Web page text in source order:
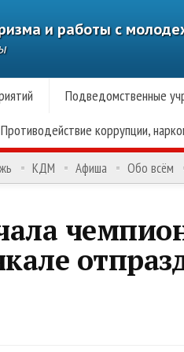
и работы с
Подведомственные
Противодействие коррупции,
КДМ Афиша Обо всём